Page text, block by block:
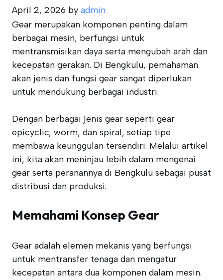
April 2, 2026 by admin
Gear merupakan komponen penting dalam
berbagai mesin, berfungsi untuk
mentransmisikan daya serta mengubah arah dan
kecepatan gerakan. Di Bengkulu, pemahaman
akan jenis dan fungsi gear sangat diperlukan
untuk mendukung berbagai industri.
Dengan berbagai jenis gear seperti gear
epicyclic, worm, dan spiral, setiap tipe
membawa keunggulan tersendiri. Melalui artikel
ini, kita akan meninjau lebih dalam mengenai
gear serta peranannya di Bengkulu sebagai pusat
distribusi dan produksi.
Memahami Konsep Gear
Gear adalah elemen mekanis yang berfungsi
untuk mentransfer tenaga dan mengatur
kecepatan antara dua komponen dalam mesin.